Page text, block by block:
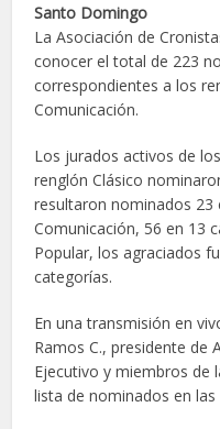
Santo Domingo
La Asociación de
conocer el total de 223
correspondientes a los
Comunicación.
Los jurados activos de
renglón Clásico
resultaron nominados 23
Comunicación, 56 en 13
Popular, los agraciados
categorías.
En una transmisión en
Ramos C., presidente de
Ejecutivo y miembros de
lista de nominados en